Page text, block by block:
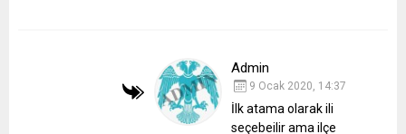
Admin
9 Ocak 2020, 14:37
İlk atama olarak ili
seçebeilir ama ilçe